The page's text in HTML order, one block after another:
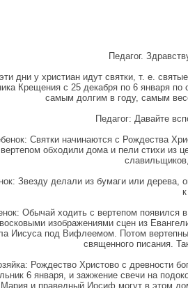
Педагог.
дни у христиан идут святки, т. е.
Крещения с 25 декабря по 6 января
самым долгим в году, самым
Педагог: Давайте
Святки начинаются с Рождества
вертепом обходили дома и пели стихи из
Звезду делали из бумаги или дерева,
Обычай ходить с вертепом появился
изображениями сцен из
Иисуса под Вифлеемом. Потом
священного писания.
Рождество Христово с древности
6 января, и зажжение свечи на
и праведный Иосиф могут в этом